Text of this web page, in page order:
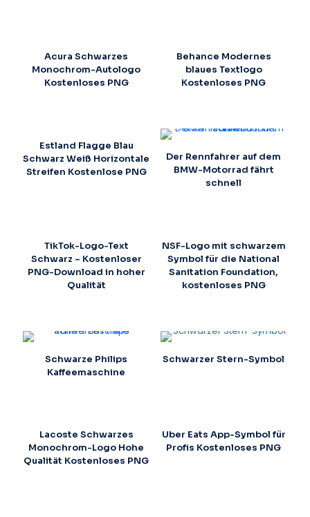
Acura Schwarzes
Monochrom-Autologo
Kostenloses PNG
Behance Modernes
blaues Textlogo
Kostenloses PNG
Estland Flagge Blau
Schwarz Weiß Horizontale
Streifen Kostenlose PNG
Der Rennfahrer auf dem
BMW-Motorrad fährt
schnell
TikTok-Logo-Text
Schwarz – Kostenloser
PNG-Download in hoher
Qualität
NSF-Logo mit schwarzem
Symbol für die National
Sanitation Foundation,
kostenloses PNG
Schwarze Philips
Kaffeemaschine
Schwarzer Stern-Symbol
Lacoste Schwarzes
Monochrom-Logo Hohe
Qualität Kostenloses PNG
Uber Eats App-Symbol für
Profis Kostenloses PNG